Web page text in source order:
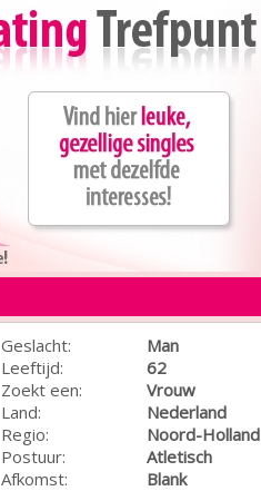
Geslacht:
Man
Leeftijd:
62
Zoekt een:
Vrouw
Land:
Nederland
Regio:
Noord-Holland
Postuur:
Atletisch
Afkomst:
Blank